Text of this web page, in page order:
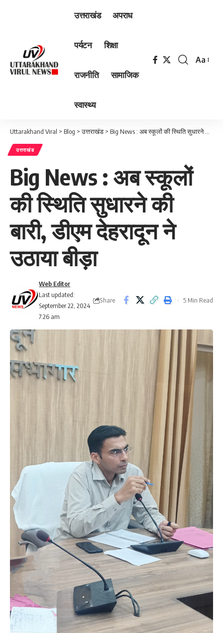
उत्तराखंड अपराध
पर्यटन शिक्षा
राजनीति सामाजिक
स्वास्थ्य
Font
Aa
Uttarakhand Viral > Blog >उत्तराखंड > Big News : अब स्कूलों की स्थिति सुधारने की बारी, डीएम देहरादून ने उठाया बीड़ा
उत्तराखंड
Big News : अब स्कूलों
की स्थिति सुधारने की
बारी, डीएम देहरादून ने
उठाया बीड़ा
Last updated:
September 22, 2024
7:26 am
Web Editor
Share 5 Min Read